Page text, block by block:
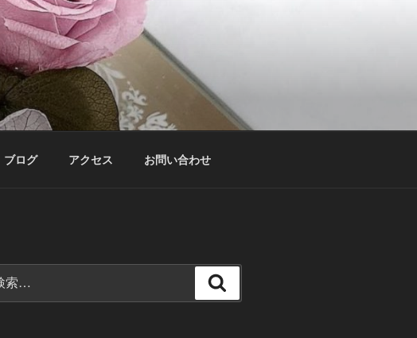
ブログ アクセス お問い合わせ
索